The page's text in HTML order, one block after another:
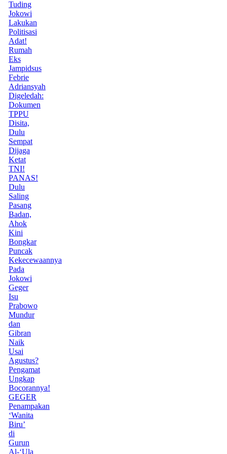
Tuding
Jokowi
Lakukan
Politisasi
Adat!
Rumah
Eks
Jampidsus
Febrie
Adriansyah
Digeledah:
Dokumen
TPPU
Disita,
Dulu
Sempat
Dijaga
Ketat
TNI!
PANAS!
Dulu
Saling
Pasang
Badan,
Ahok
Kini
Bongkar
Puncak
Kekecewaannya
Pada
Jokowi
Geger
Isu
Prabowo
Mundur
dan
Gibran
Naik
Usai
Agustus?
Pengamat
Ungkap
Bocorannya!
GEGER
Penampakan
‘Wanita
Biru’
di
Gurun
Al-‘Ula